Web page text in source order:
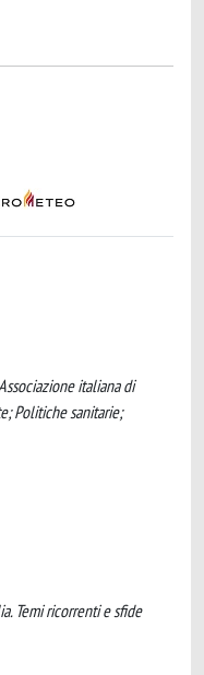
italiana di
Politiche sanitarie;
Temi ricorrenti e sfide